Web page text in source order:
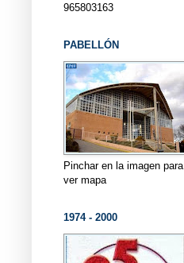
965803163
PABELLÓN
Pinchar en la imagen para
ver mapa
1974 - 2000